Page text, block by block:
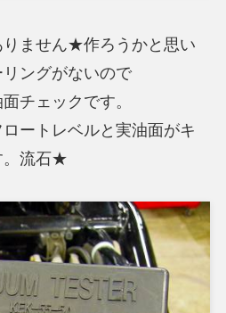
ません★作ろうかと思い
ングがないので
チェックです。
ートレベルと実油面がキ
。流石★